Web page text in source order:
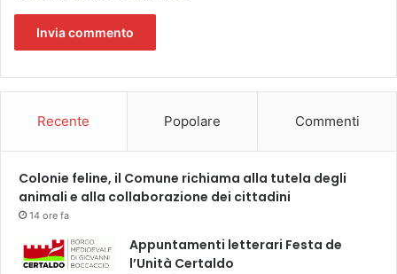
Recente Popolare Commenti
Colonie feline, il Comune richiama alla tutela degli
animali e alla collaborazione dei cittadini
14 ore fa
Appuntamenti letterari Festa de
l’Unità Certaldo